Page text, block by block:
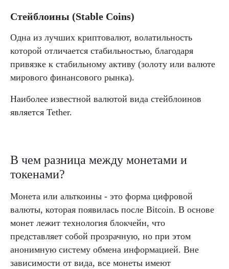
Стейблоины (Stable Coins)
Одна из лучших криптовалют, волатильность
которой отличается стабильностью, благодаря
привязке к стабильному активу (золоту или валюте
мирового финансового рынка).
Наиболее известной валютой вида стейблоинов
является Tether.
В чем разница между монетами и
токенами?
Монета или альткоины - это форма цифровой
валюты, которая появилась после Bitcoin. В основе
монет лежит технология блокчейн, что
представляет собой прозрачную, но при этом
анонимную систему обмена информацией. Вне
зависимости от вида, все монеты имеют